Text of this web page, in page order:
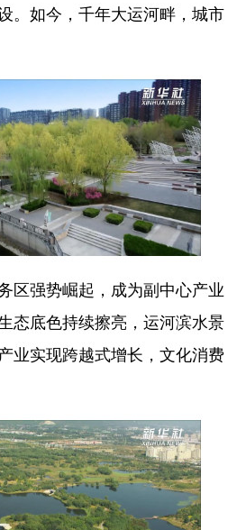
体育 文化
件 金融 汽车
信息化 乡村振兴
旅游 能源
娱乐 时尚
书画 一带一路
司 投教基地
上海 江苏
福建 江西
湖北 湖南
。如今，千年大运河畔，城市
强势崛起，成为副中心产业
态底色持续擦亮，运河滨水景
业实现跨越式增长，文化消费